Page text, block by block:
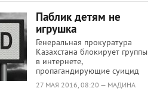
Паблик детям не
игрушка
Генеральная прокуратура
Казахстана блокирует группы
в интернете,
пропагандирующие суицид
27 МАЯ 2016, 08:20 — МАДИНА